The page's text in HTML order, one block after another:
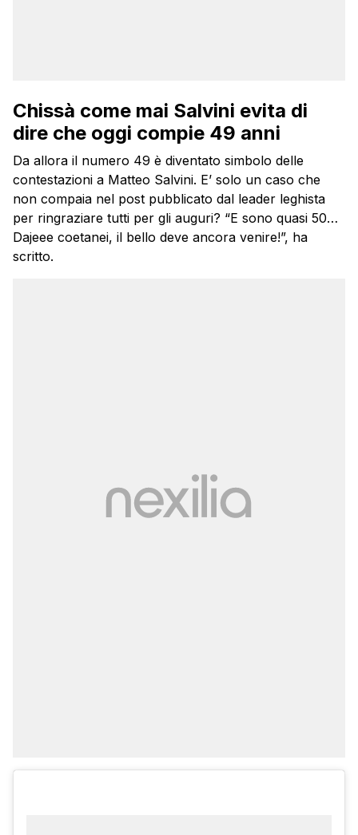
Chissà come mai Salvini evita di
dire che oggi compie 49 anni
Da allora il numero 49 è diventato simbolo delle
contestazioni a Matteo Salvini. E’ solo un caso che
non compaia nel post pubblicato dal leader leghista
per ringraziare tutti per gli auguri? “E sono quasi 50…
Dajeee coetanei, il bello deve ancora venire!”, ha
scritto.